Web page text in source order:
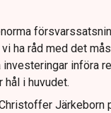
vi ha råd med det
införa
hål i huvudet.
Järkeborn